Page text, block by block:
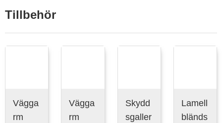
Tillbehör
Vägga
rm
Vägga
rm
Skydd
sgaller
Lamell
bländs